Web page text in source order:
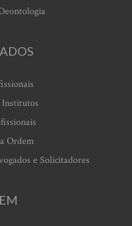
Institutos
Ordem
e Solicitadores